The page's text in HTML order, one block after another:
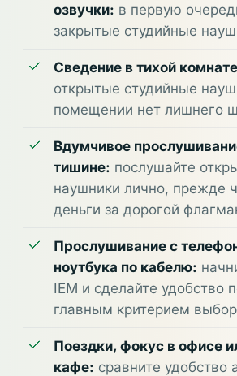
озвучки: в первую
закрытые студийные
Сведение в тихой
открытые студийные
помещении нет лишнего
Вдумчивое
тишине: послушайте
наушники лично, прежде
деньги за дорогой
Прослушивание с
ноутбука по кабелю:
IEM и сделайте удобство
главным критерием
Поездки, фокус в офисе
кафе: сравните